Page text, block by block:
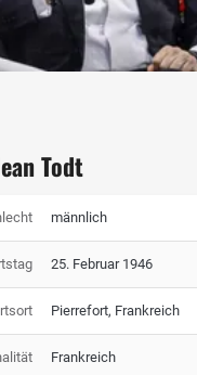
Todt
männlich
25. Februar 1946
Pierrefort, Frankreich
Frankreich